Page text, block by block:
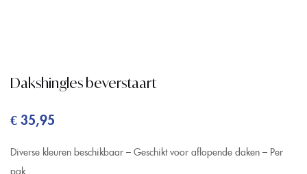
Dakshingles beverstaart
€35,95
Diverse kleuren beschikbaar – Geschikt voor aflopende daken – Per
pak